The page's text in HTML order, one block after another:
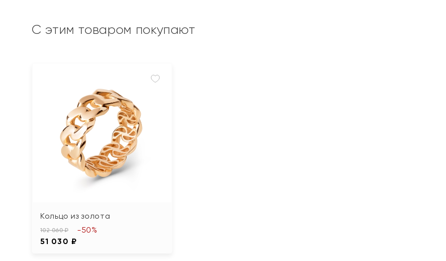
С этим товаром покупают
Кольцо из золота
102 060 ₽
51 030 ₽
-50%